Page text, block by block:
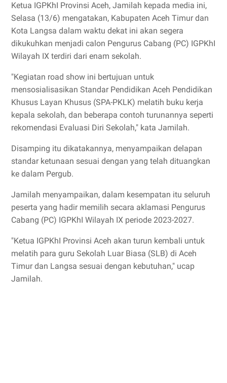
Ketua IGPKhI Provinsi Aceh, Jamilah kepada media ini,
Selasa (13/6) mengatakan, Kabupaten Aceh Timur dan
Kota Langsa dalam waktu dekat ini akan segera
dikukuhkan menjadi calon Pengurus Cabang (PC) IGPKhI
Wilayah IX terdiri dari enam sekolah.
"Kegiatan road show ini bertujuan untuk
mensosialisasikan Standar Pendidikan Aceh Pendidikan
Khusus Layan Khusus (SPA-PKLK) melatih buku kerja
kepala sekolah, dan beberapa contoh turunannya seperti
rekomendasi Evaluasi Diri Sekolah," kata Jamilah.
Disamping itu dikatakannya, menyampaikan delapan
standar ketunaan sesuai dengan yang telah dituangkan
ke dalam Pergub.
Jamilah menyampaikan, dalam kesempatan itu seluruh
peserta yang hadir memilih secara aklamasi Pengurus
Cabang (PC) IGPKhI Wilayah IX periode 2023-2027.
"Ketua IGPKhI Provinsi Aceh akan turun kembali untuk
melatih para guru Sekolah Luar Biasa (SLB) di Aceh
Timur dan Langsa sesuai dengan kebutuhan," ucap
Jamilah.